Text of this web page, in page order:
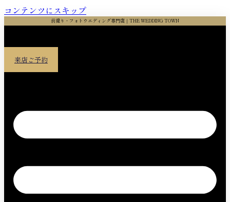
コンテンツにスキップ
前撮り・フォトウエディング専門店｜THE WEDDING TOWN
来店ご予約